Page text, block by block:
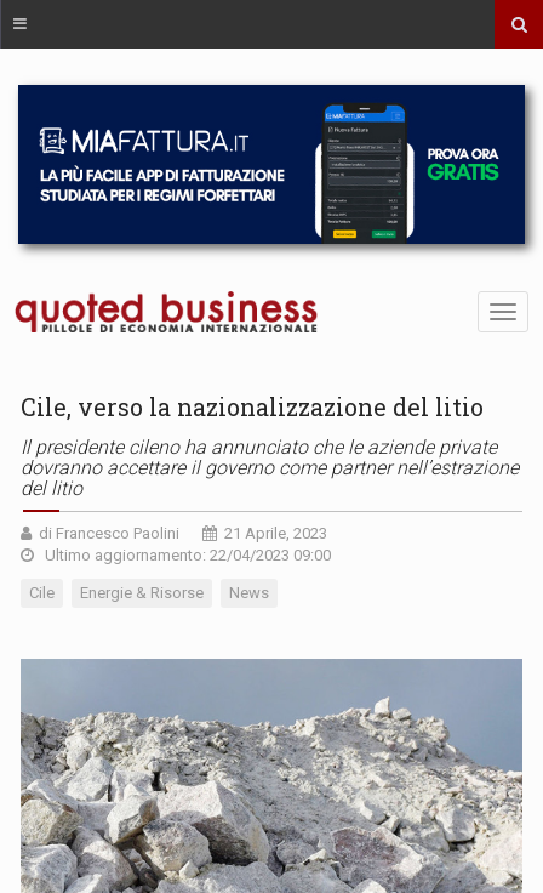
Cile, verso la nazionalizzazione del litio
Il presidente cileno ha annunciato che le aziende private
dovranno accettare il governo come partner nell’estrazione
del litio
di Francesco Paolini
21 Aprile, 2023
Ultimo aggiornamento: 22/04/2023 09:00
Cile Energie & Risorse News